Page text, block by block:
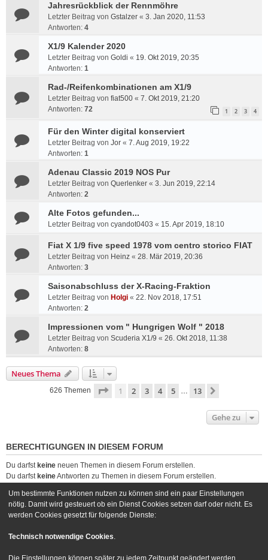
Jahresrückblick der Rennmöhre
Letzter Beitrag von Gstalzer « 3. Jan 2020, 11:53
Antworten: 4
X1/9 Kalender 2020
Letzter Beitrag von Goldi « 19. Okt 2019, 20:35
Antworten: 1
Rad-/Reifenkombinationen am X1/9
Letzter Beitrag von fiat500 « 7. Okt 2019, 21:20
Antworten: 72 1 2 3 4
Für den Winter digital konserviert
Letzter Beitrag von Jor « 7. Aug 2019, 19:22
Antworten: 1
Adenau Classic 2019 NOS Pur
Letzter Beitrag von Querlenker « 3. Jun 2019, 22:14
Antworten: 2
Alte Fotos gefunden...
Letzter Beitrag von cyandot0403 « 15. Apr 2019, 18:10
Fiat X 1/9 five speed 1978 vom centro storico FIAT
Letzter Beitrag von Heinz « 28. Mär 2019, 20:36
Antworten: 3
Saisonabschluss der X-Racing-Fraktion
Letzter Beitrag von Holgi « 22. Nov 2018, 17:51
Antworten: 2
Impressionen vom " Hungrigen Wolf " 2018
Letzter Beitrag von Scuderia X1/9 « 26. Okt 2018, 11:38
Antworten: 8
Neues Thema
626 Themen Seite 1von 13
1 2 3 4 5 … 13
Gehe zu
BERECHTIGUNGEN IN DIESEM FORUM
Du darfst keine neuen Themen in diesem Forum erstellen.
Du darfst keineAntworten zu Themen in diesem Forum erstellen.
Du darfst deine Beiträge in diesem Forumnichtlöschen.
Du darfstkeineDateianhänge in diesem Forum erstellen.
Foren-Übersicht Kontakt
Powered byphpBB® Forum Software © phpBB Limited
Um bestimmte Funktionen nutzen zu können sind ein paar Einstellungen
nötig. Damit wird gesteuert ob ein Dienst Cookies setzen darf oder nicht. Es
werden Cookies gesetzt für folgende Dienste:
Technisch notwendige Cookies.
Die Einstellungen können später zu jedem Zeitpunkt geändert werden.